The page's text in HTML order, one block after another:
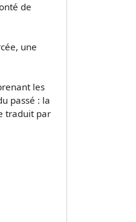
de
une
les
passé : la
traduit par